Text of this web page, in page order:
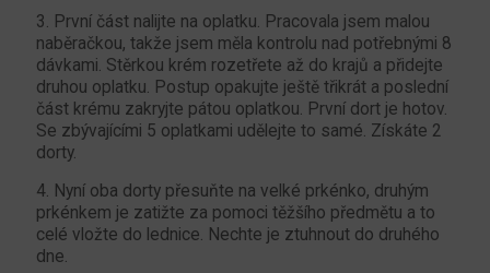
3. První část nalijte na oplatku. Pracovala jsem malou
naběračkou, takže jsem měla kontrolu nad potřebnými 8
dávkami. Stěrkou krém rozetřete až do krajů a přidejte
druhou oplatku. Postup opakujte ještě třikrát a poslední
část krému zakryjte pátou oplatkou. První dort je hotov.
Se zbývajícími 5 oplatkami udělejte to samé. Získáte 2
dorty.
4. Nyní oba dorty přesuňte na velké prkénko, druhým
prkénkem je zatižte za pomoci těžšího předmětu a to
celé vložte do lednice. Nechte je ztuhnout do druhého
dne.